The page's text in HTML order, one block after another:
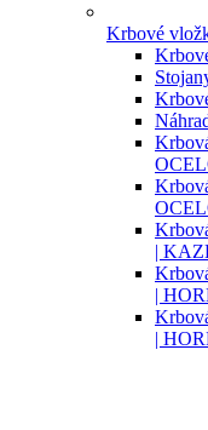
Krbové
|
|
|